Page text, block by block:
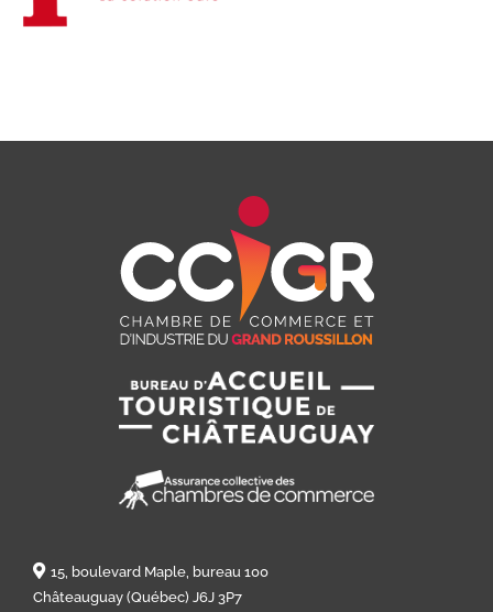
15, boulevard Maple, bureau 100
Châteauguay (Québec) J6J 3P7